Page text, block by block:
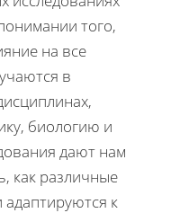
того,
на все
в
биологию и
дают нам
как различные
к